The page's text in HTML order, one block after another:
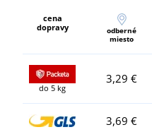
cena
dopravy
odberné
miesto
do 5 kg
3,29 €
3,69 €